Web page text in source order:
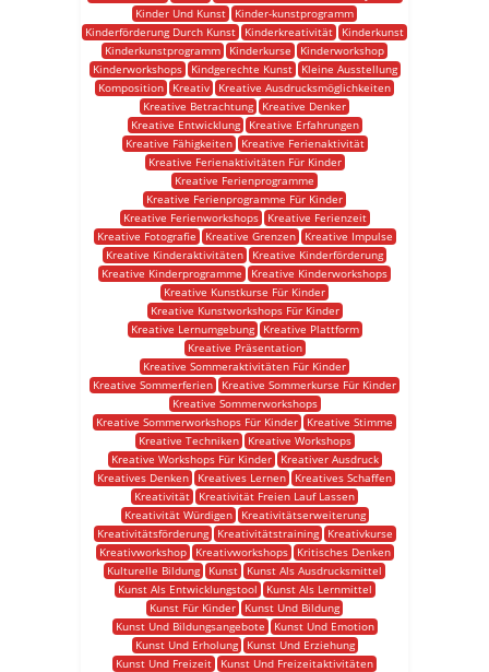
Kinder Und Kunst
Kinder-kunstprogramm
Kinderförderung Durch Kunst
Kinderkreativität
Kinderkunst
Kinderkunstprogramm
Kinderkurse
Kinderworkshop
Kinderworkshops
Kindgerechte Kunst
Kleine Ausstellung
Komposition
Kreativ
Kreative Ausdrucksmöglichkeiten
Kreative Betrachtung
Kreative Denker
Kreative Entwicklung
Kreative Erfahrungen
Kreative Fähigkeiten
Kreative Ferienaktivität
Kreative Ferienaktivitäten Für Kinder
Kreative Ferienprogramme
Kreative Ferienprogramme Für Kinder
Kreative Ferienworkshops
Kreative Ferienzeit
Kreative Fotografie
Kreative Grenzen
Kreative Impulse
Kreative Kinderaktivitäten
Kreative Kinderförderung
Kreative Kinderprogramme
Kreative Kinderworkshops
Kreative Kunstkurse Für Kinder
Kreative Kunstworkshops Für Kinder
Kreative Lernumgebung
Kreative Plattform
Kreative Präsentation
Kreative Sommeraktivitäten Für Kinder
Kreative Sommerferien
Kreative Sommerkurse Für Kinder
Kreative Sommerworkshops
Kreative Sommerworkshops Für Kinder
Kreative Stimme
Kreative Techniken
Kreative Workshops
Kreative Workshops Für Kinder
Kreativer Ausdruck
Kreatives Denken
Kreatives Lernen
Kreatives Schaffen
Kreativität
Kreativität Freien Lauf Lassen
Kreativität Würdigen
Kreativitätserweiterung
Kreativitätsförderung
Kreativitätstraining
Kreativkurse
Kreativworkshop
Kreativworkshops
Kritisches Denken
Kulturelle Bildung
Kunst
Kunst Als Ausdrucksmittel
Kunst Als Entwicklungstool
Kunst Als Lernmittel
Kunst Für Kinder
Kunst Und Bildung
Kunst Und Bildungsangebote
Kunst Und Emotion
Kunst Und Erholung
Kunst Und Erziehung
Kunst Und Freizeit
Kunst Und Freizeitaktivitäten